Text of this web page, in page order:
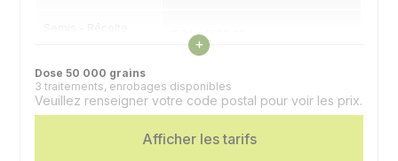
1560 - 1580 °C
Type
Utilisation Ensilage
Voir les caractéristiques
+
Dose 50 000 grains
3 traitements, enrobages disponibles
Veuillez renseigner votre code postal pour voir les prix.
Afficher les tarifs